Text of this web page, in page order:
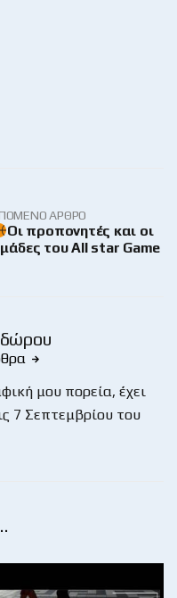
ΆΡΘΡΟ
Οι προπονητές και οι
του All star Game
μου πορεία, έχει
7 Σεπτεμβρίου του